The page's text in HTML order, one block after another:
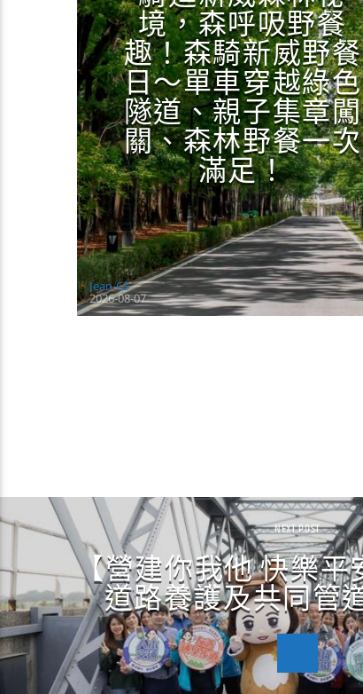
境，森呼吸野餐
趣！森騎新威野餐
日～單車穿越綠色
隧道、親子集章闖
關、森林野餐一次
滿足！
Jean-CS
2026-08-07
NEXT POST
【營建你我他 快樂平
道路養護及共同管